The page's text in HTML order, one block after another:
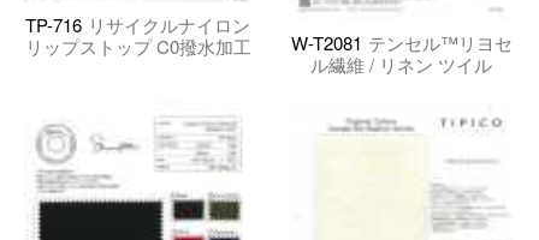
TP-716 リサイクルナイロン
リップストップ C0撥水加工
W-T2081 テンセル™リヨセ
ル繊維 / リネン ツイル